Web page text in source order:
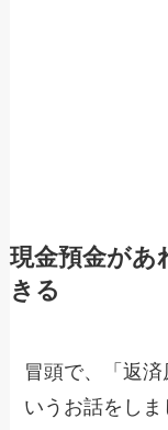
現金預金があ
きる
冒頭で、「返
いうお話をし